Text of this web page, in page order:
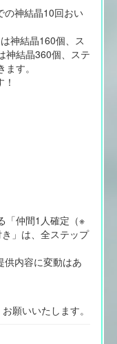
の神結晶10回おい
神結晶160個、ス
神結晶360個、ステ
す。
「仲間1人確定（※
」は、全ステップ
供内容に変動はあ
願いいたします。